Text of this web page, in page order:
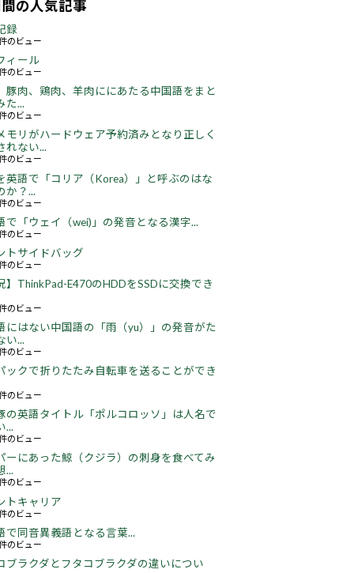
の人気記事
録
のビュー
ィール
のビュー
豚肉、鶏肉、羊肉ににあたる中国語をまと
た...
のビュー
モリがハードウェア予約済みとなり正しく
れない...
のビュー
英語で「コリア（Korea）」と呼ぶのはな
か？...
のビュー
で「ウェイ（wei)」の発音となる漢字...
のビュー
トサイドバッグ
のビュー
】ThinkPad-E470のHDDをSSDに交換でき
のビュー
にはない中国語の「雨（yu）」の発音がた
い...
のビュー
ックで折りたたみ自転車を送ることができ
のビュー
の英語タイトル「ポルコロッソ」は人名で
...
のビュー
ーにあった鯨（クジラ）の刺身を食べてみ
...
のビュー
トキャリア
のビュー
で同音異義語となる言葉...
のビュー
ブラクダとフタコブラクダの違いについ